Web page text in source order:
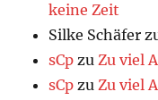
keine Zeit
Silke Schäfer
sCp zuZu viel
sCp zuZu viel